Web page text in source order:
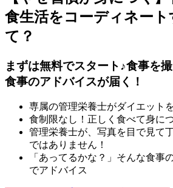
食生活をコーディネー
て？
まずは無料でスタート♪食事を
食事のアドバイスが届く！
専属の管理栄養士がダイエット
食制限なし！正しく食べて身に
管理栄養士が、写真を目で見て
ではありません！
「あってるかな？」そんな食事
でアドバイス